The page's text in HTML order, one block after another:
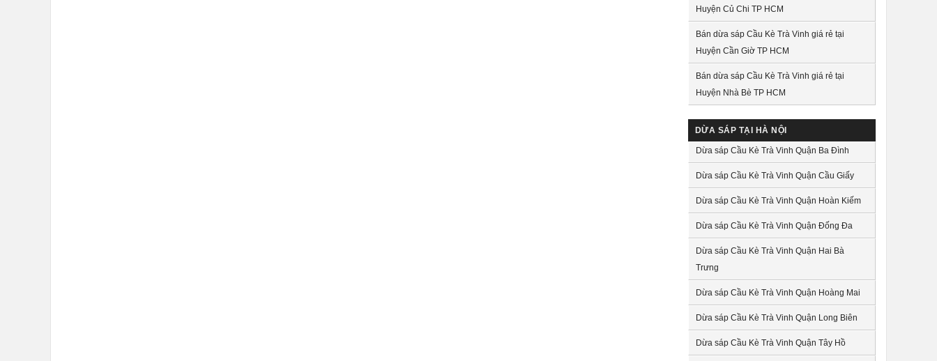
Huyện Củ Chi TP HCM
Bán dừa sáp Cầu Kè Trà Vinh giá rẻ tại
Huyện Cần Giờ TP HCM
Bán dừa sáp Cầu Kè Trà Vinh giá rẻ tại
Huyện Nhà Bè TP HCM
DỪA SÁP TẠI HÀ NỘI
Dừa sáp Cầu Kè Trà Vinh Quận Ba Đình
Dừa sáp Cầu Kè Trà Vinh Quận Cầu Giấy
Dừa sáp Cầu Kè Trà Vinh Quận Hoàn Kiếm
Dừa sáp Cầu Kè Trà Vinh Quận Đống Đa
Dừa sáp Cầu Kè Trà Vinh Quận Hai Bà
Trưng
Dừa sáp Cầu Kè Trà Vinh Quận Hoàng Mai
Dừa sáp Cầu Kè Trà Vinh Quận Long Biên
Dừa sáp Cầu Kè Trà Vinh Quận Tây Hồ